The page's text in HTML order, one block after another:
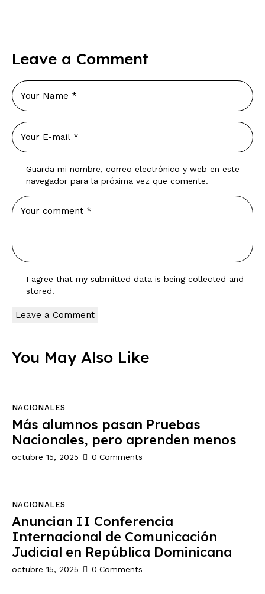
Leave a Comment
Guarda mi nombre, correo electrónico y web en este
navegador para la próxima vez que comente.
I agree that my submitted data is being collected and
stored.
You May Also Like
NACIONALES
Más alumnos pasan Pruebas
Nacionales, pero aprenden menos
octubre 15, 2025 0 Comments
NACIONALES
Anuncian II Conferencia
Internacional de Comunicación
Judicial en República Dominicana
octubre 15, 2025 0 Comments